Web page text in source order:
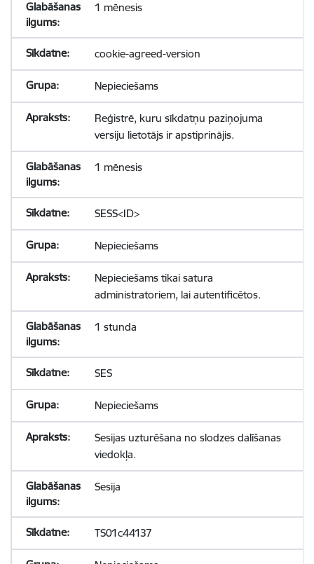
1 mēnesis
cookie-agreed-version
Nepieciešams
Reģistrē, kuru sīkdatņu paziņojuma
versiju lietotājs ir apstiprinājis.
1 mēnesis
SESS<ID>
Nepieciešams
Nepieciešams tikai satura
administratoriem, lai autentificētos.
1 stunda
SES
Nepieciešams
Sesijas uzturēšana no slodzes dalīšanas
viedokļa.
Sesija
TS01c44137